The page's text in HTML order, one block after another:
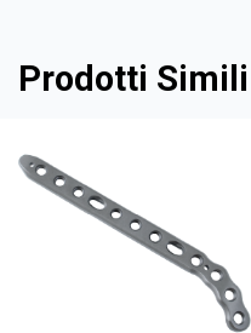
Prodotti Simili